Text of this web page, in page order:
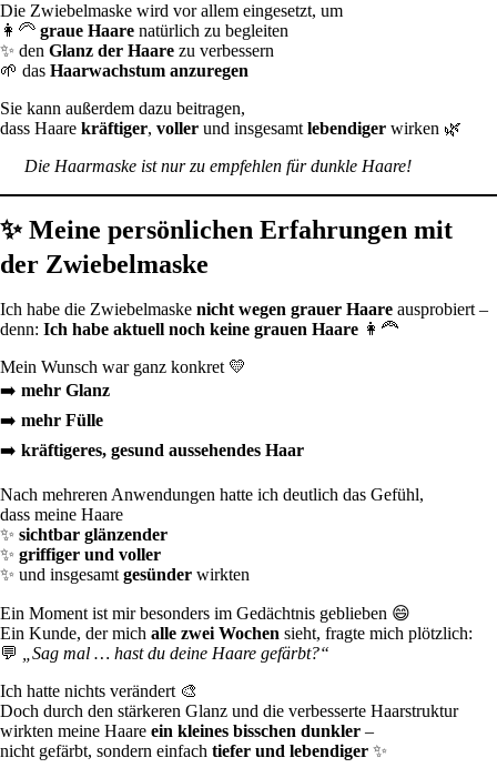
Die Zwiebelmaske wird vor allem eingesetzt, um
👩‍🦳 graue Haare natürlich zu begleiten
✨ den Glanz der Haare zu verbessern
🌱 das Haarwachstum anzuregen
Sie kann außerdem dazu beitragen,
dass Haare kräftiger, voller und insgesamt lebendiger wirken 🌿
Die Haarmaske ist nur zu empfehlen für dunkle Haare!
✨ Meine persönlichen Erfahrungen mit
der Zwiebelmaske
Ich habe die Zwiebelmaske nicht wegen grauer Haare ausprobiert –
denn: Ich habe aktuell noch keine grauen Haare 👩‍🦰
Mein Wunsch war ganz konkret 💛
➡️ mehr Glanz
➡️ mehr Fülle
➡️ kräftigeres, gesund aussehendes Haar
Nach mehreren Anwendungen hatte ich deutlich das Gefühl,
dass meine Haare
✨ sichtbar glänzender
✨ griffiger und voller
✨ und insgesamt gesünder wirkten
Ein Moment ist mir besonders im Gedächtnis geblieben 😄
Ein Kunde, der mich alle zwei Wochen sieht, fragte mich plötzlich:
💬
„Sag mal … hast du deine Haare gefärbt?“
Ich hatte nichts verändert 🎨
Doch durch den stärkeren Glanz und die verbesserte Haarstruktur
wirkten meine Haare ein kleines bisschen dunkler –
nicht gefärbt, sondern einfach tiefer und lebendiger ✨